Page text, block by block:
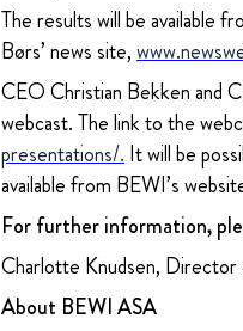
The results will be available
Børs’ news site,
CEO Christian Bekken and
webcast. The link to the
presentations/. It will be
available from BEWI’s
For further information,
Charlotte Knudsen,
About BEWI ASA